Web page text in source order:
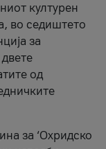
културен
во седиштето
за
од
за ‘Охридско